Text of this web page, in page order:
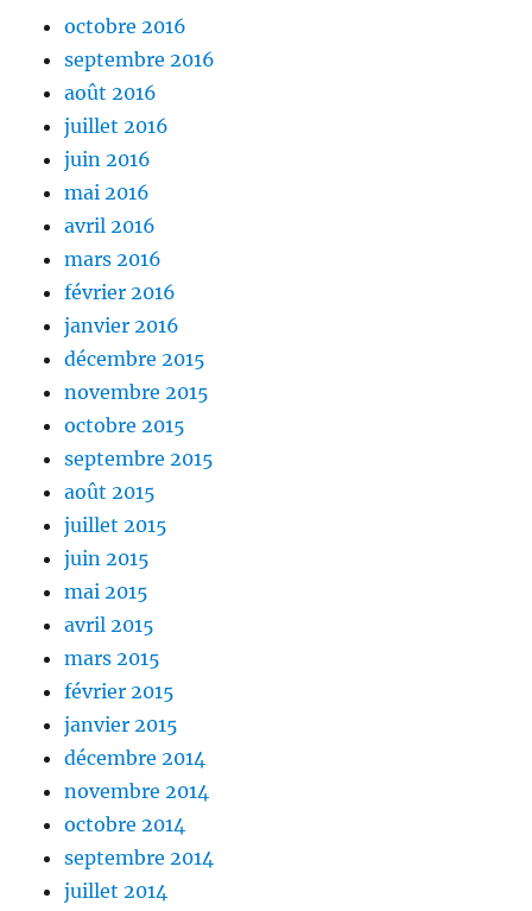
octobre 2016
septembre 2016
août 2016
juillet 2016
juin 2016
mai 2016
avril 2016
mars 2016
février 2016
janvier 2016
décembre 2015
novembre 2015
octobre 2015
septembre 2015
août 2015
juillet 2015
juin 2015
mai 2015
avril 2015
mars 2015
février 2015
janvier 2015
décembre 2014
novembre 2014
octobre 2014
septembre 2014
juillet 2014